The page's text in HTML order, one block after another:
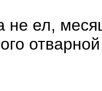
не ел,